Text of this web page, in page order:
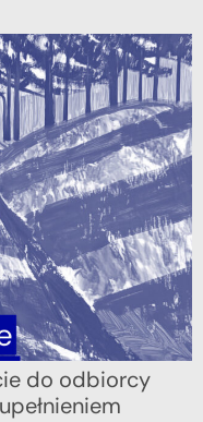
do odbiorcy